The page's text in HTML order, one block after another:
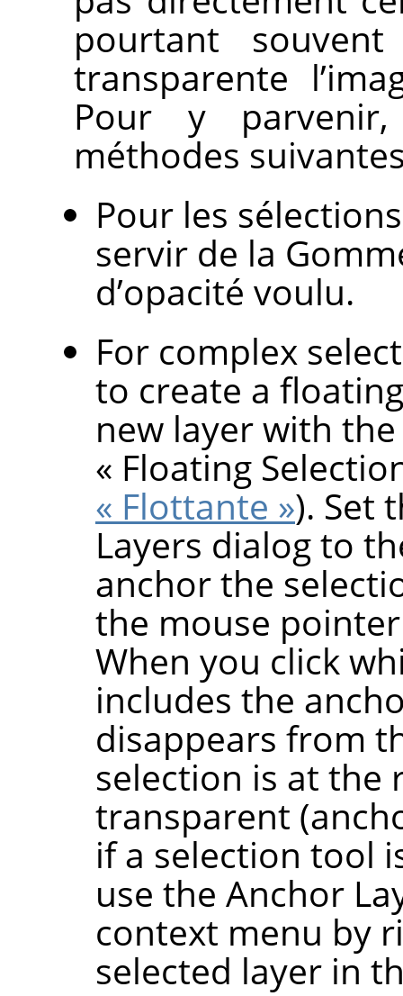
pourtant
transparente
Pour y
méthodes
Pour les
servir de la
d’opacité voulu.
For complex
to create a
new layer with
« Floating
« Flottante »). Set
Layers dialog to
anchor the
the mouse
When you click
includes the
disappears from
selection is at the
transparent
if a selection tool
use the Anchor
context menu by
selected layer in